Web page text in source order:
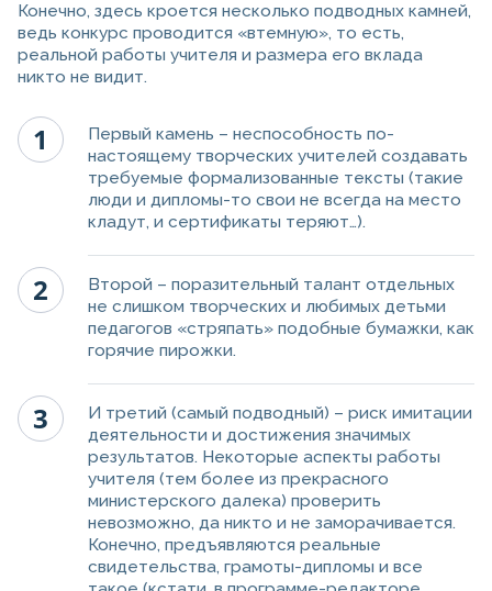
Конечно, здесь кроется несколько подводных камней,
ведь конкурс проводится «втемную», то есть,
реальной работы учителя и размера его вклада
никто не видит.
Первый камень – неспособность по-
настоящему творческих учителей создавать
требуемые формализованные тексты (такие
люди и дипломы-то свои не всегда на место
кладут, и сертификаты теряют…).
Второй – поразительный талант отдельных
не слишком творческих и любимых детьми
педагогов «стряпать» подобные бумажки, как
горячие пирожки.
И третий (самый подводный) – риск имитации
деятельности и достижения значимых
результатов. Некоторые аспекты работы
учителя (тем более из прекрасного
министерского далека) проверить
невозможно, да никто и не заморачивается.
Конечно, предъявляются реальные
свидетельства, грамоты-дипломы и все